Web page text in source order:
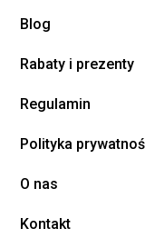
Blog
Rabaty i prezenty
Regulamin
Polityka
O nas
Kontakt